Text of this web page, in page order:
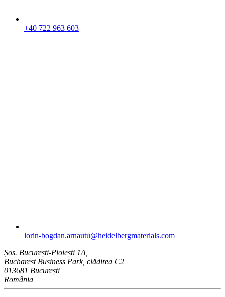
+40 722 963 603
lorin-bogdan.arnautu​@heidelbergmaterials.com
Șos. București-Ploiești 1A,
Bucharest Business Park, clădirea C2
013681 București
România